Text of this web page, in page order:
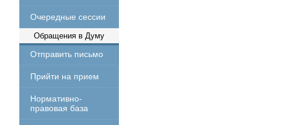
Очередные сессии
Обращения в Думу
Отправить письмо
Прийти на прием
Нормативно-
правовая база